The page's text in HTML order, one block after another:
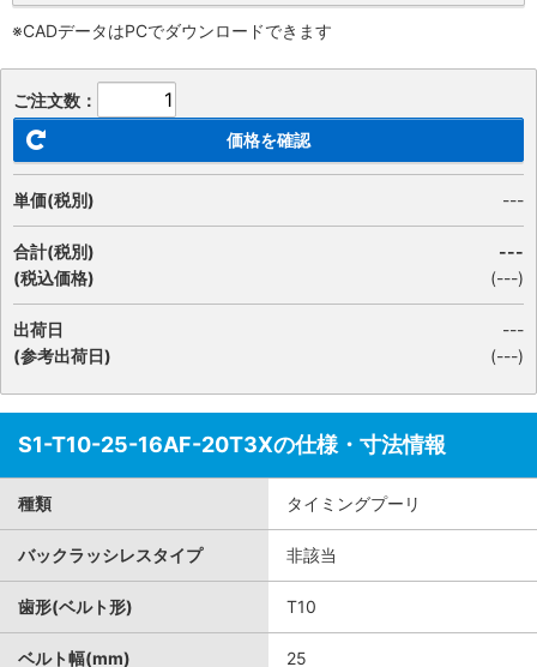
※CADデータはPCでダウンロードできます
ご注文数：
価格を確認
単価(税別) ---
合計(税別)
(税込価格)
---
(---)
出荷日
(参考出荷日)
---
(---)
S1-T10-25-16AF-20T3Xの仕様・寸法情報
種類 タイミングプーリ
バックラッシレスタイプ 非該当
歯形(ベルト形) T10
ベルト幅(mm) 25